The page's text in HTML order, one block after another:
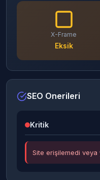
X-Frame
Eksik
SEO Onerileri
Kritik
Site erişilemedi veya